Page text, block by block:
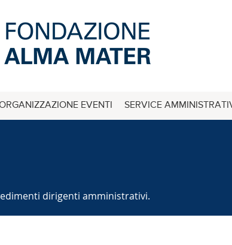
EVENTI SERVICE
dirigenti amministrativi.